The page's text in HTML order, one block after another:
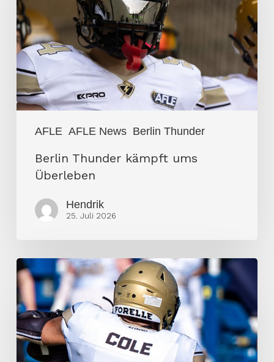
AFLE AFLE News Berlin Thunder
ums
Überleben
Berlin Thunder kämpft ums
Überleben
Hendrik
25. Juli 2026
The
Jon
Cole
Game:
Thunder
überrollt